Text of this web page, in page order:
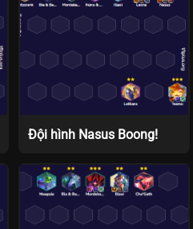
Đội hình Nasus Boong!